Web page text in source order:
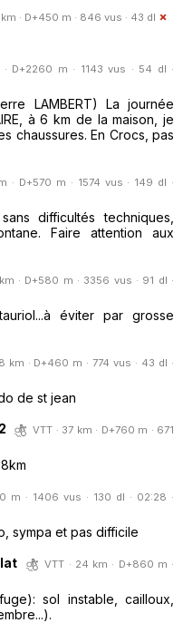
km · D+450 m · 846 vus · 43 dl
D+2260 m · 1143 vus · 54 dl ·
LAMBERT) La journée
à 6 km de la maison, je
chaussures. En Crocs, pas
· D+570 m · 1574 vus · 149 dl ·
difficultés techniques,
Faire attention aux
· D+580 m · 3356 vus · 91 dl ·
éviter par grosse
km · D+460 m · 774 vus · 43 dl ·
de st jean
VTT · 37 km · D+760 m · 671
m · 1406 vus · 130 dl · 02:28 ·
sympa et pas difficile
VTT · 24 km · D+860 m ·
sol instable, cailloux,